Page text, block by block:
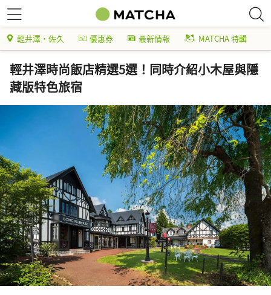
輕井澤・佐久 優惠券 最新情報 MATCHA 特輯
輕井澤時尚飯店精選5選！同時介紹小木屋與隱
藏版特色旅宿